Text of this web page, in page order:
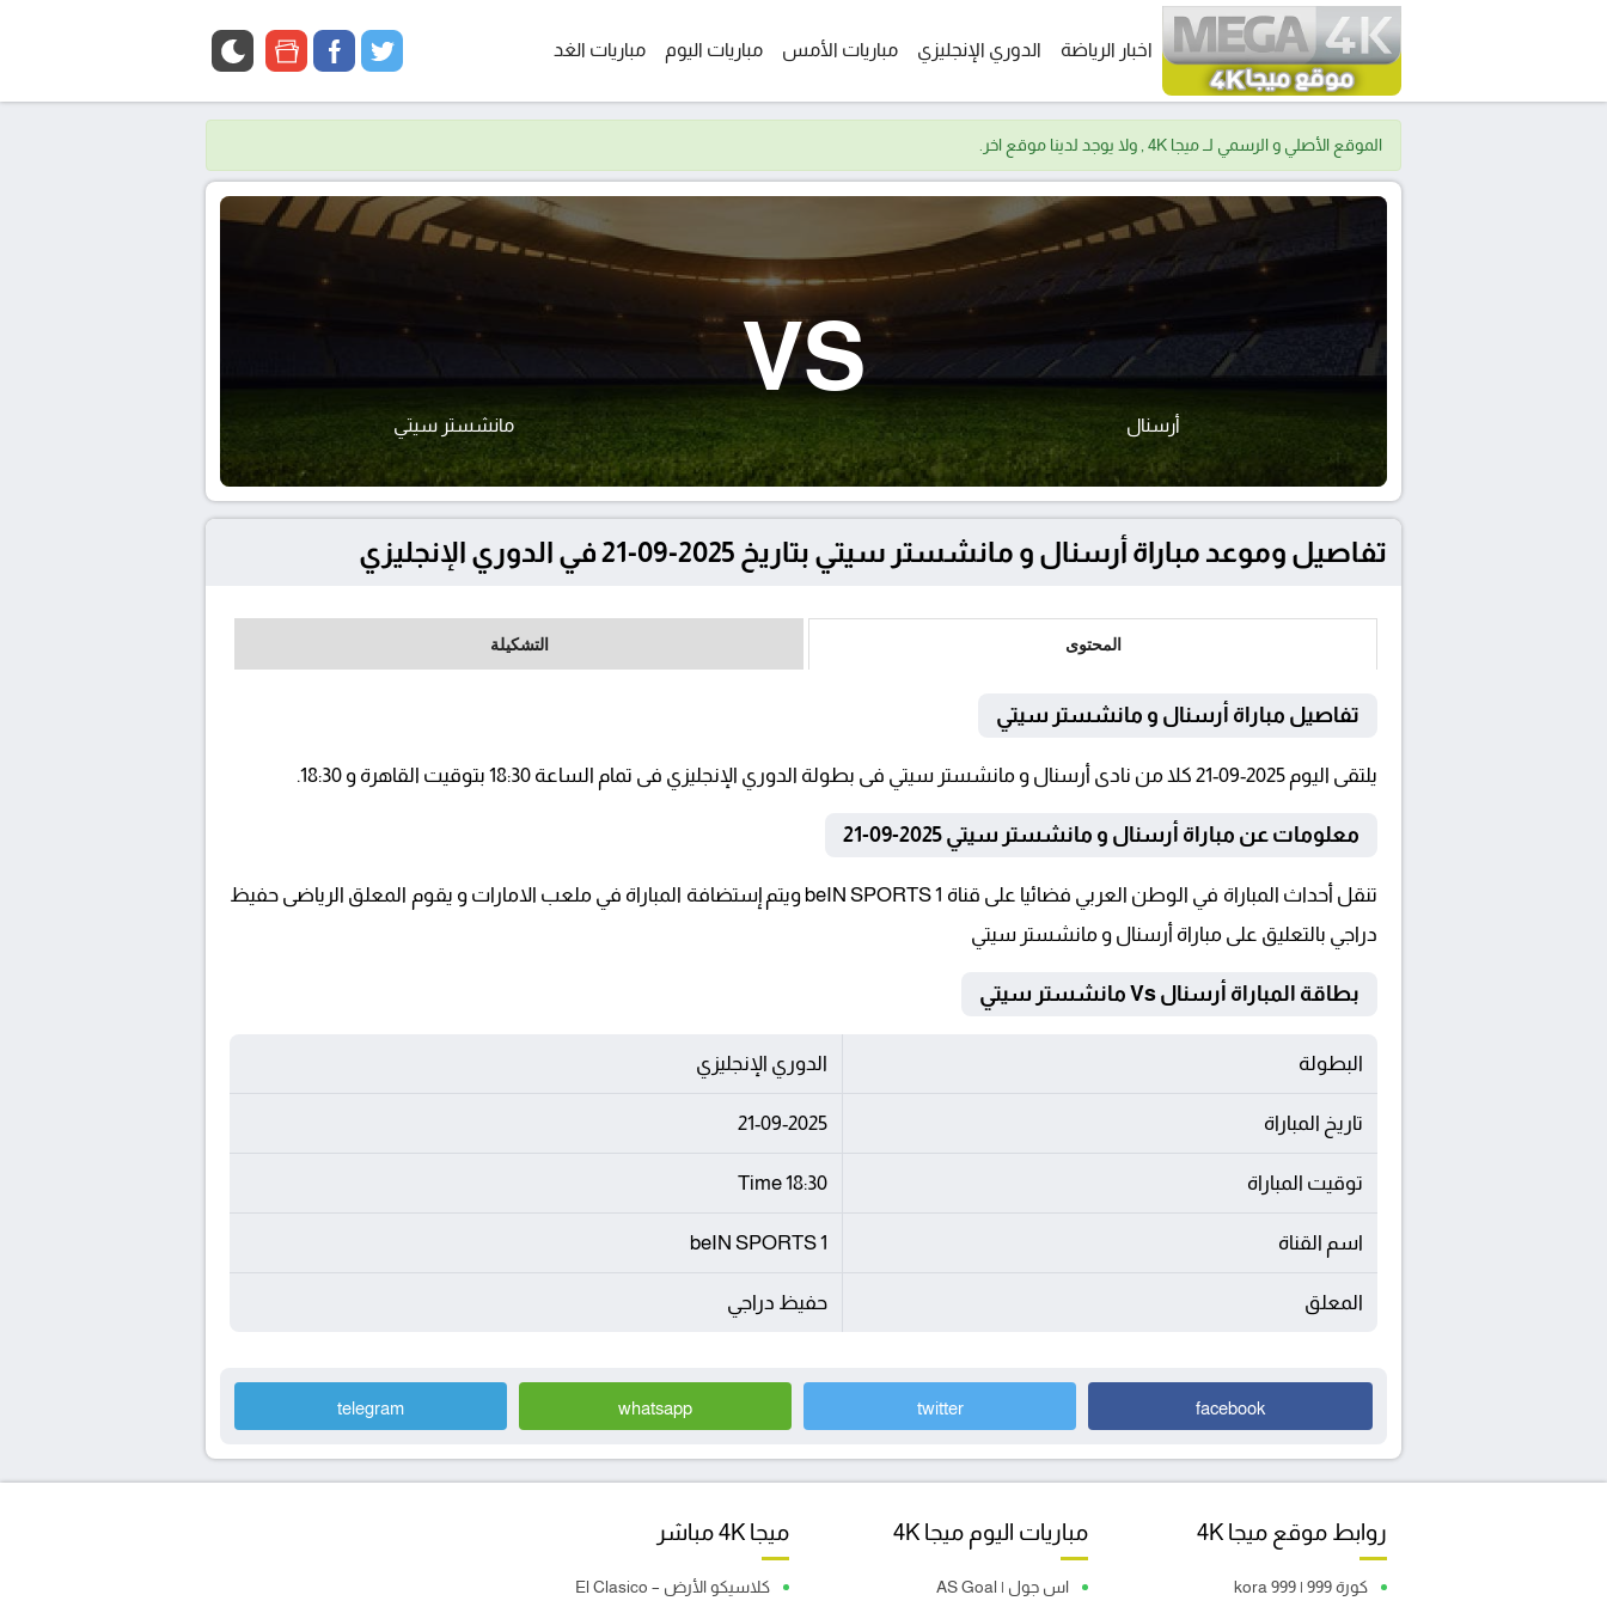
اخبار الرياضة الدوري الإنجليزي مباريات الأمس مباريات اليوم مباريات الغد twitter
facebook
google
الموقع الأصلي و الرسمي لــ ميجا 4K , ولا يوجد لدينا موقع اخر.
أرسنال
VS
مانشستر سيتي
تفاصيل وموعد مباراة أرسنال و مانشستر سيتي بتاريخ 2025-09-21 في الدوري الإنجليزي
المحتوى التشكيلة
تفاصيل مباراة أرسنال و مانشستر سيتي
يلتقى اليوم 2025-09-21 كلا من نادى أرسنال و مانشستر سيتي فى بطولة الدوري الإنجليزي فى تمام الساعة 18:30 بتوقيت القاهرة و 18:30.
معلومات عن مباراة أرسنال و مانشستر سيتي 2025-09-21
تنقل أحداث المباراة في الوطن العربي فضائيا على قناة beIN SPORTS 1 ويتم إستضافة المباراة في ملعب الامارات و يقوم المعلق الرياضى حفيظ
دراجي بالتعليق على مباراة أرسنال و مانشستر سيتي
بطاقة المباراة أرسنال Vs مانشستر سيتي
البطولة الدوري الإنجليزي
تاريخ المباراة 21-09-2025
توقيت المباراة 18:30 Time
اسم القناة beIN SPORTS 1
المعلق حفيظ دراجي
facebook
twitter
whatsapp
telegram
روابط موقع ميجا 4K
كورة 999 | kora 999
مباريات اليوم ميجا 4K
اس جول | AS Goal
ميجا 4K مباشر
كلاسيكو الأرض – El Clasico